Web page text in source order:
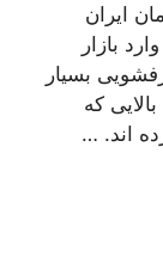
ایران
بازار
بسیار
که
اند. …